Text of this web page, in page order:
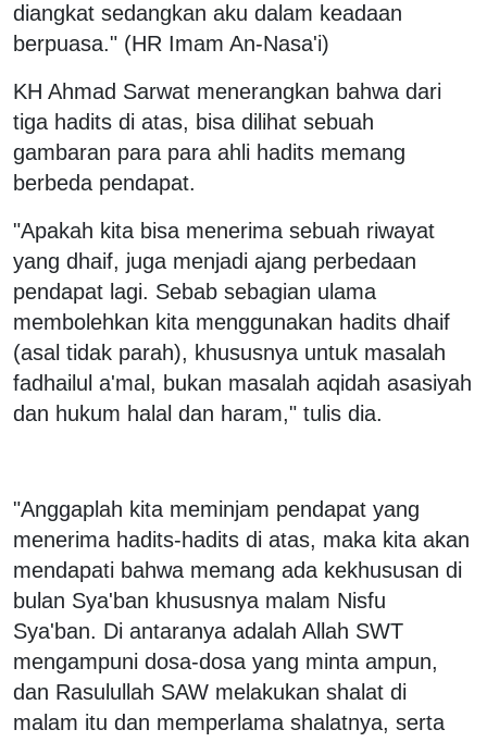
diangkat sedangkan aku dalam keadaan
berpuasa." (HR Imam An-Nasa'i)
KH Ahmad Sarwat menerangkan bahwa dari
tiga hadits di atas, bisa dilihat sebuah
gambaran para para ahli hadits memang
berbeda pendapat.
"Apakah kita bisa menerima sebuah riwayat
yang dhaif, juga menjadi ajang perbedaan
pendapat lagi. Sebab sebagian ulama
membolehkan kita menggunakan hadits dhaif
(asal tidak parah), khususnya untuk masalah
fadhailul a'mal, bukan masalah aqidah asasiyah
dan hukum halal dan haram," tulis dia.
"Anggaplah kita meminjam pendapat yang
menerima hadits-hadits di atas, maka kita akan
mendapati bahwa memang ada kekhususan di
bulan Sya'ban khususnya malam Nisfu
Sya'ban. Di antaranya adalah Allah SWT
mengampuni dosa-dosa yang minta ampun,
dan Rasulullah SAW melakukan shalat di
malam itu dan memperlama shalatnya, serta